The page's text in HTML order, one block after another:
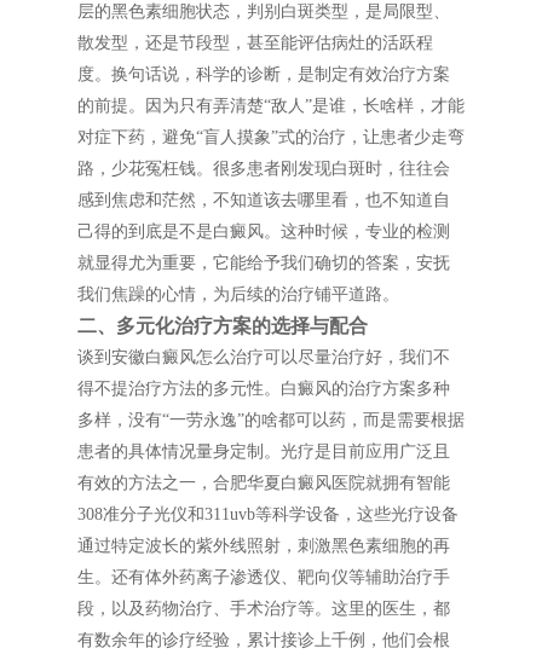
层的黑色素细胞状态，判别白斑类型，是局限型、
散发型，还是节段型，甚至能评估病灶的活跃程
度。换句话说，科学的诊断，是制定有效治疗方案
的前提。因为只有弄清楚“敌人”是谁，长啥样，才能
对症下药，避免“盲人摸象”式的治疗，让患者少走弯
路，少花冤枉钱。很多患者刚发现白斑时，往往会
感到焦虑和茫然，不知道该去哪里看，也不知道自
己得的到底是不是白癜风。这种时候，专业的检测
就显得尤为重要，它能给予我们确切的答案，安抚
我们焦躁的心情，为后续的治疗铺平道路。
二、多元化治疗方案的选择与配合
谈到安徽白癜风怎么治疗可以尽量治疗好，我们不
得不提治疗方法的多元性。白癜风的治疗方案多种
多样，没有“一劳永逸”的啥都可以药，而是需要根据
患者的具体情况量身定制。光疗是目前应用广泛且
有效的方法之一，合肥华夏白癜风医院就拥有智能
308准分子光仪和311uvb等科学设备，这些光疗设备
通过特定波长的紫外线照射，刺激黑色素细胞的再
生。还有体外药离子渗透仪、靶向仪等辅助治疗手
段，以及药物治疗、手术治疗等。这里的医生，都
有数余年的诊疗经验，累计接诊上千例，他们会根